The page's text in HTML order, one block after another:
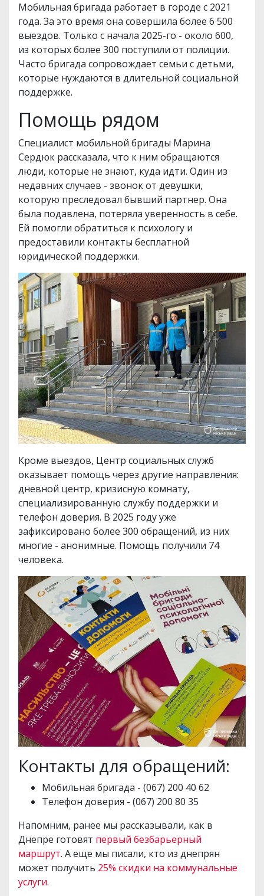
Мобильная бригада работает в городе с 2021
года. За это время она совершила более 6 500
выездов. Только с начала 2025-го - около 600,
из которых более 300 поступили от полиции.
Часто бригада сопровождает семьи с детьми,
которые нуждаются в длительной социальной
поддержке.
Помощь рядом
Специалист мобильной бригады Марина
Сердюк рассказала, что к ним обращаются
люди, которые не знают, куда идти. Один из
недавних случаев - звонок от девушки,
которую преследовал бывший партнер. Она
была подавлена, потеряла уверенность в себе.
Ей помогли обратиться к психологу и
предоставили контакты бесплатной
юридической поддержки.
Кроме выездов, Центр социальных служб
оказывает помощь через другие направления:
дневной центр, кризисную комнату,
специализированную службу поддержки и
телефон доверия. В 2025 году уже
зафиксировано более 300 обращений, из них
многие - анонимные. Помощь получили 74
человека.
Контакты для обращений:
Мобильная бригада - (067) 200 40 62
Телефон доверия - (067) 200 80 35
Напомним, ранее мы рассказывали, как в
Днепре готовят первый безбарьерный
маршрут. А еще мы писали, кто из днепрян
может получить 25% скидки на коммунальные
услуги.